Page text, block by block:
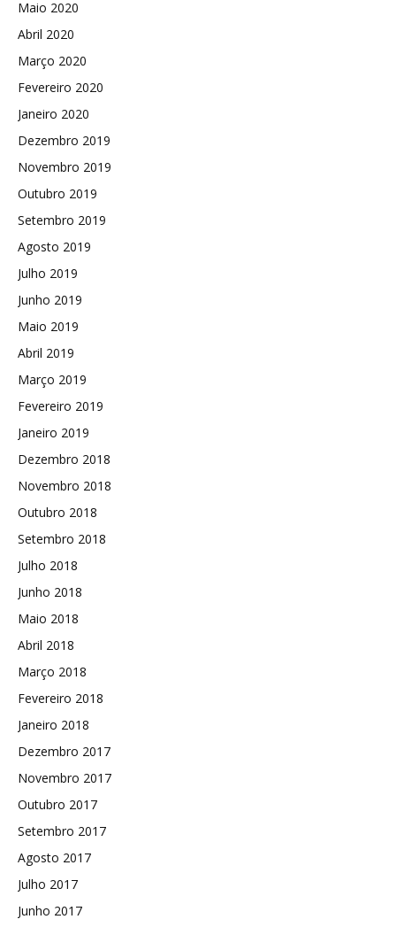
Maio 2020
Abril 2020
Março 2020
Fevereiro 2020
Janeiro 2020
Dezembro 2019
Novembro 2019
Outubro 2019
Setembro 2019
Agosto 2019
Julho 2019
Junho 2019
Maio 2019
Abril 2019
Março 2019
Fevereiro 2019
Janeiro 2019
Dezembro 2018
Novembro 2018
Outubro 2018
Setembro 2018
Julho 2018
Junho 2018
Maio 2018
Abril 2018
Março 2018
Fevereiro 2018
Janeiro 2018
Dezembro 2017
Novembro 2017
Outubro 2017
Setembro 2017
Agosto 2017
Julho 2017
Junho 2017